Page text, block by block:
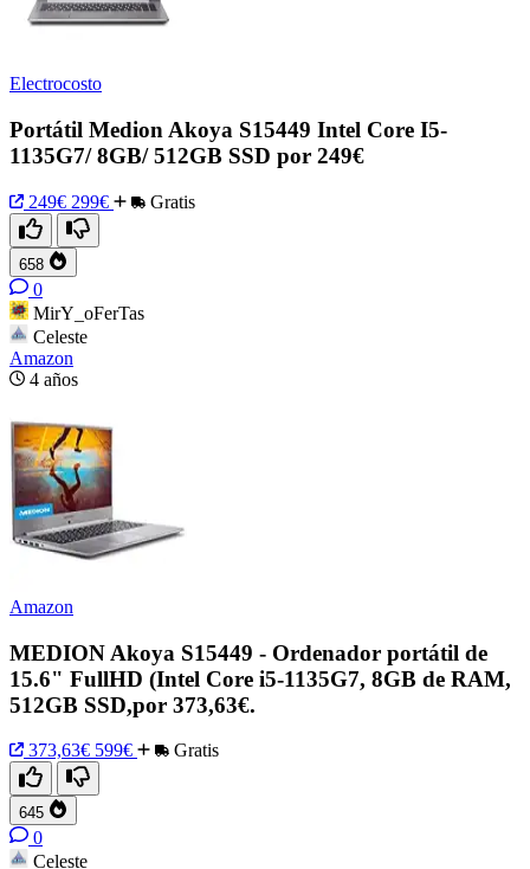
Electrocosto
Portátil Medion Akoya S15449 Intel Core I5-
1135G7/ 8GB/ 512GB SSD por 249€
249€ 299€ Gratis
658
0
MirY_oFerTas
Celeste
Amazon
4 años
Amazon
MEDION Akoya S15449 - Ordenador portátil de
15.6" FullHD (Intel Core i5-1135G7, 8GB de RAM,
512GB SSD,por 373,63€.
373,63€ 599€ Gratis
645
0
Celeste